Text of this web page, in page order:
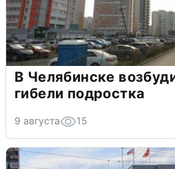
В Челябинске
гибели подростка
9 августа 15